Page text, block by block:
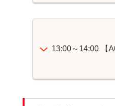
13:00～14:00 【